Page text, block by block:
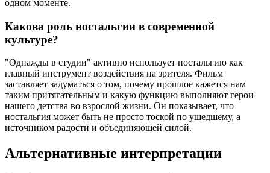
одном моменте.
Какова роль ностальгии в современной
культуре?
"Однажды в студии" активно использует ностальгию как
главный инструмент воздействия на зрителя. Фильм
заставляет задуматься о том, почему прошлое кажется нам
таким притягательным и какую функцию выполняют герои
нашего детства во взрослой жизни. Он показывает, что
ностальгия может быть не просто тоской по ушедшему, а
источником радости и объединяющей силой.
Альтернативные интерпретации